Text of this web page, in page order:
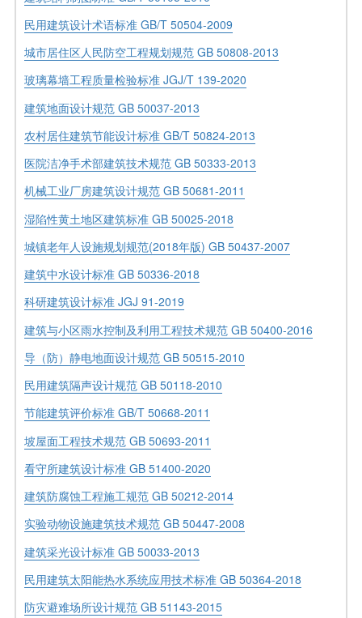
民用建筑设计术语标准 GB/T 50504-2009
城市居住区人民防空工程规划规范 GB 50808-2013
玻璃幕墙工程质量检验标准 JGJ/T 139-2020
建筑地面设计规范 GB 50037-2013
农村居住建筑节能设计标准 GB/T 50824-2013
医院洁净手术部建筑技术规范 GB 50333-2013
机械工业厂房建筑设计规范 GB 50681-2011
湿陷性黄土地区建筑标准 GB 50025-2018
城镇老年人设施规划规范(2018年版) GB 50437-2007
建筑中水设计标准 GB 50336-2018
科研建筑设计标准 JGJ 91-2019
建筑与小区雨水控制及利用工程技术规范 GB 50400-2016
导（防）静电地面设计规范 GB 50515-2010
民用建筑隔声设计规范 GB 50118-2010
节能建筑评价标准 GB/T 50668-2011
坡屋面工程技术规范 GB 50693-2011
看守所建筑设计标准 GB 51400-2020
建筑防腐蚀工程施工规范 GB 50212-2014
实验动物设施建筑技术规范 GB 50447-2008
建筑采光设计标准 GB 50033-2013
民用建筑太阳能热水系统应用技术标准 GB 50364-2018
防灾避难场所设计规范 GB 51143-2015